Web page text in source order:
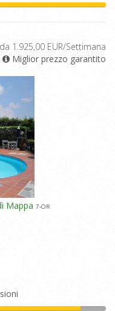
da 1.925,00 EUR/Settimana
Miglior prezzo garantito
Mappa 7-OR